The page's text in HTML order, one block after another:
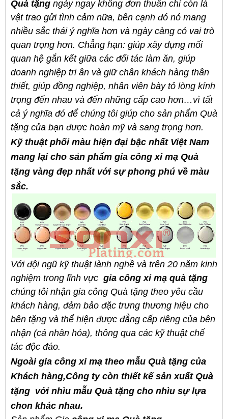
Quà tặng ngày ngay không đơn thuần chỉ còn là
vật trao gửi tình cảm nữa, bên cạnh đó nó mang
nhiều sắc thái ý nghĩa hơn và ngày càng có vai trò
quan trọng hơn. Chẳng hạn: giúp xây dựng mối
quan hệ gắn kết giữa các đối tác làm ăn, giúp
doanh nghiệp tri ân và giữ chân khách hàng thân
thiết, giúp đồng nghiệp, nhân viên bày tỏ lòng kính
trọng đến nhau và đến những cấp cao hơn…vì tất
cả ý nghĩa đó để chúng tôi giúp cho sản phẩm Quà
tặng của bạn được hoàn mỹ và sang trọng hơn.
Kỹ thuật phối màu hiện đại bậc nhất Việt Nam
mang lại cho sản phẩm gia công xi mạ Quà
tặng vàng đẹp nhất với sự phong phú về màu
sắc.
Với đội ngũ kỹ thuật lành nghề và trên 20 năm kinh
nghiệm trong lĩnh vực gia công xi mạ quà tặng
chúng tôi nhận gia công Quà tặng theo yêu cầu
khách hàng, đảm bảo đặc trưng thương hiệu cho
bên tặng và thể hiện được đẳng cấp riêng của bên
nhận (cá nhân hóa), thông qua các kỹ thuật chế
tác độc đáo.
Ngoài gia công xi mạ theo mẫu Quà tặng của
Khách hàng,Công ty còn thiết kế sản xuất Quà
tặng với nhìu mẫu Quà tặng cho nhìu sự lựa
chon khác nhau.